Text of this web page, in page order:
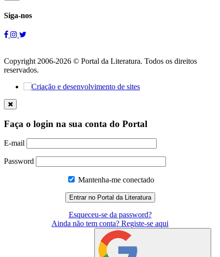
Siga-nos
Copyright 2006-2026 © Portal da Literatura. Todos os direitos
reservados.
Faça o login na sua conta do Portal
E-mail
Password
Mantenha-me conectado
Esqueceu-se da password?
Ainda não tem conta? Registe-se aqui